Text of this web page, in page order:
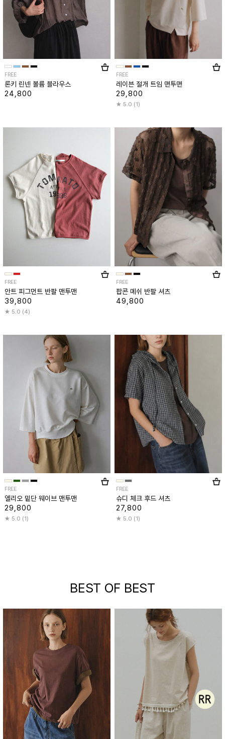
FREE
론키 린넨 볼륨 블라우스
24,800
FREE
레이븐 절개 트임 맨투맨
29,800
5.0 (1)
FREE
안트 피그먼트 반팔 맨투맨
39,800
5.0 (4)
FREE
팝콘 메쉬 반팔 셔츠
49,800
FREE
엘리오 밑단 웨이브 맨투맨
29,800
5.0 (1)
FREE
슈디 체크 후드 셔츠
27,800
5.0 (1)
BEST OF BEST